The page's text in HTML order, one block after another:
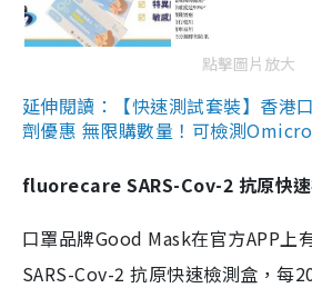
點擊圖片放大
延伸閱讀：【快速測試套裝】香港
劑優惠 無限購數量！可檢測
fluorecare SARS-Cov-2 抗原快
口罩品牌Good Mask在官方APP上
SARS-Cov-2 抗原快速檢測盒，每